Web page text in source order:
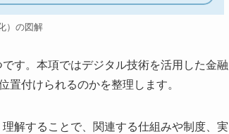
）の図解
す。本項ではデジタル技術を活用した金融
付けられるのかを整理します。
解することで、関連する仕組みや制度、実